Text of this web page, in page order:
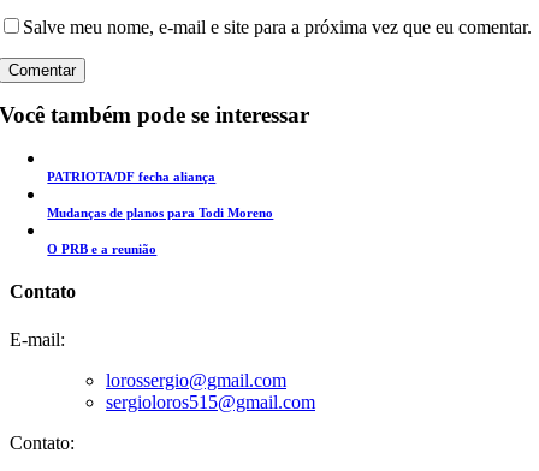
Salve meu nome, e-mail e site para a próxima vez que eu comentar.
Você também pode se interessar
PATRIOTA/DF fecha aliança
Mudanças de planos para Todi Moreno
O PRB e a reunião
Contato
E-mail:
lorossergio@gmail.com
sergioloros515@gmail.com
Contato: